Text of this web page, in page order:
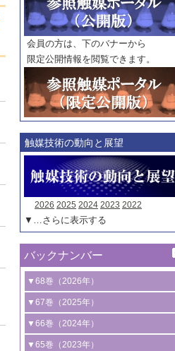
範囲指定
巻
号～
巻
号
触媒年鑑
年度
記事種別
マーク：
マークあり
会員の方は、下のバナーから
限定公開情報を閲覧できます。
触媒技術の動向と展望
2026 2025 2024 2023 2022
▼…さらに表示する
バックナンバー
▼68巻（2026年）
1号 過酸化水素合成に関する研究動向
2号 コンピューター技術により加速する
触媒開発
▼67巻（2025年）
1号 CO
水素化によるグリーン燃料/グリ
ーンケミカル製造
▼66巻（2024年）
1号 低次元ナノ構造を有する触媒材料
▼65巻（2023年）